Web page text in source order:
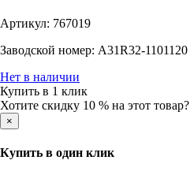
Артикул: 767019
Заводской номер: A31R32-1101120
Нет в наличии
Купить в 1 клик
Хотите скидку 10 % на этот товар?
×
Купить в один клик